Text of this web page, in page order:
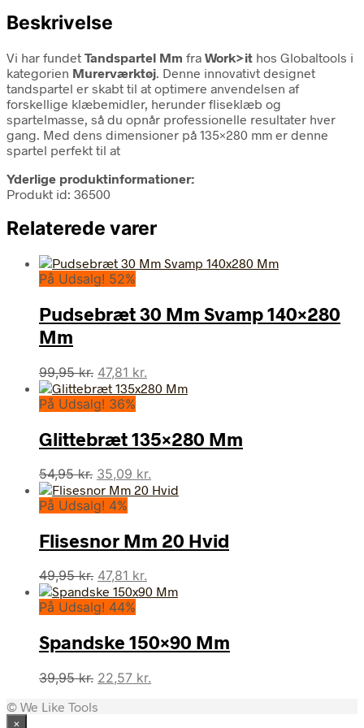
Beskrivelse
Vi har fundet Tandspartel Mm fra Work>it hos Globaltools i
kategorien Murerværktøj. Denne innovativt designet
tandspartel er skabt til at optimere anvendelsen af
forskellige klæbemidler, herunder fliseklæb og
spartelmasse, så du opnår professionelle resultater hver
gang. Med dens dimensioner på 135×280 mm er denne
spartel perfekt til at
Yderlige produktinformationer:
Produkt id: 36500
Relaterede varer
På Udsalg! 52%
Pudsebræt 30 Mm Svamp 140×280
Mm
99,95kr. Den
oprindelige
pris
99,95 kr..
47,81 kr.
aktuelle
47,81 kr..
På Udsalg! 36%
Glittebræt 135×280 Mm
54,95kr. Den
oprindelige
pris
54,95 kr..
35,09 kr.
aktuelle
35,09 kr..
På Udsalg! 4%
Flisesnor Mm 20 Hvid
49,95kr. Den
oprindelige
pris
49,95 kr..
47,81 kr.
aktuelle
47,81 kr..
På Udsalg! 44%
Spandske 150×90 Mm
39,95kr. Den
pris
22,57 kr.
© We Like Tools
×